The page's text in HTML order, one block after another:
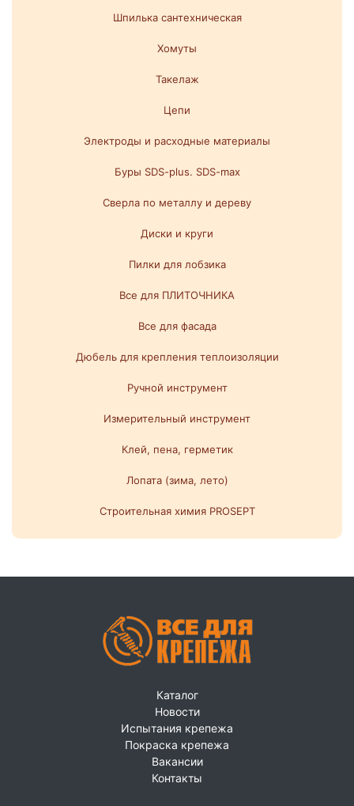
Шпилька сантехническая
Хомуты
Такелаж
Цепи
Электроды и расходные материалы
Буры SDS-plus. SDS-max
Сверла по металлу и дереву
Диски и круги
Пилки для лобзика
Все для ПЛИТОЧНИКА
Все для фасада
Дюбель для крепления теплоизоляции
Ручной инструмент
Измерительный инструмент
Клей, пена, герметик
Лопата (зима, лето)
Строительная химия PROSEPT
Каталог
Новости
Испытания крепежа
Покраска крепежа
Вакансии
Контакты